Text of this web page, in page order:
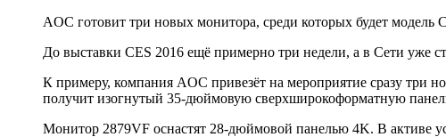
AOC готовит три новых монитора, среди которых будет
До выставки CES 2016 ещё примерно три недели, а в Сети уже
К примеру, компания AOC привезёт на мероприятие сразу три
получит изогнутый 35-дюймовую сверхширокоформатную панель
Монитор 2879VF оснастят 28-дюймовой панелью 4K. В активе